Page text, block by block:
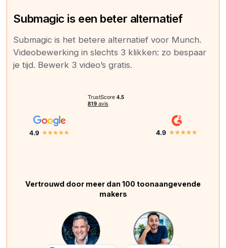
Submagic is een beter alternatief
Submagic is het betere alternatief voor Munch.
Videobewerking in slechts 3 klikken: zo bespaar
je tijd. Bewerk 3 video’s gratis.
Vertrouwd door meer dan 100 toonaangevende
makers